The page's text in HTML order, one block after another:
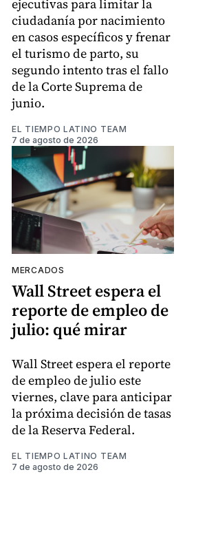
ejecutivas para limitar la
ciudadanía por nacimiento
en casos específicos y frenar
el turismo de parto, su
segundo intento tras el fallo
de la Corte Suprema de
junio.
EL TIEMPO LATINO TEAM
7 de agosto de 2026
MERCADOS
Wall Street espera el
reporte de empleo de
julio: qué mirar
Wall Street espera el reporte
de empleo de julio este
viernes, clave para anticipar
la próxima decisión de tasas
de la Reserva Federal.
EL TIEMPO LATINO TEAM
7 de agosto de 2026